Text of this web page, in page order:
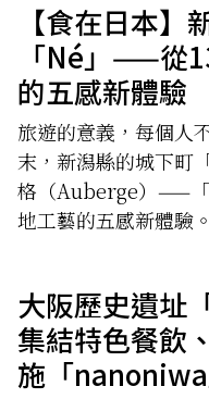
【食在日本
「Né」——從
的五感新體驗
旅遊的意義，每個人
末，新潟縣的城下町
格（Auberge）——「
地工藝的五感新體驗。
大阪歷史遺址
集結特色餐飲
施「